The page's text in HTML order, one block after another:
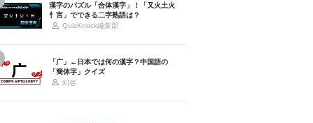
漢字のパズル「合体漢字」！「又火土火
忄言」でできる二字熟語は？
QuizKnock編集部
「广」←日本では何の漢字？中国語の
「簡体字」クイズ
刈谷